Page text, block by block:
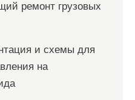
ремонт грузовых
и схемы для
на